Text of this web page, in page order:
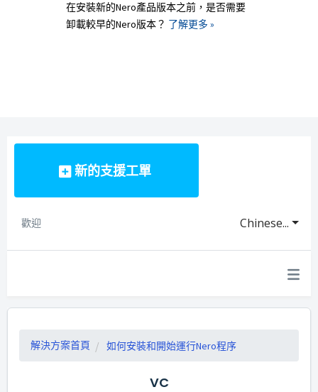
在安裝新的Nero產品版本之前，是否需要
卸載較早的Nero版本？ 了解更多 »
新的支援工單
Chinese...
歡迎
解決方案首頁 如何安裝和開始運行Nero程序
VC